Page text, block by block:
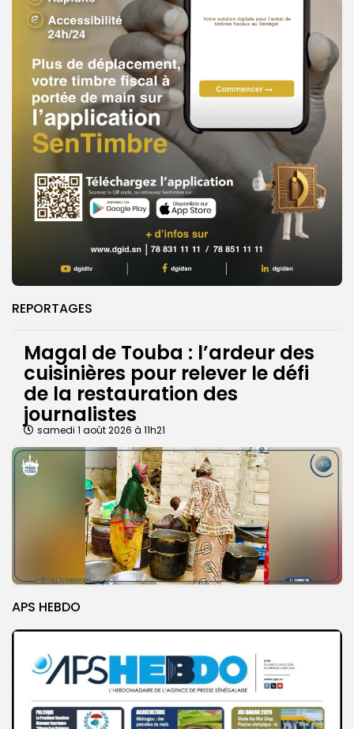
REPORTAGES
Magal de Touba : l’ardeur des
cuisinières pour relever le défi
de la restauration des
journalistes
samedi 1 août 2026 à 11h21
APS HEBDO